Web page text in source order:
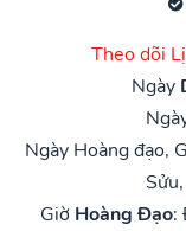
Theo dõi
Ngày
Ngày Hoàng đạo,
Giờ Hoàng Đạo: